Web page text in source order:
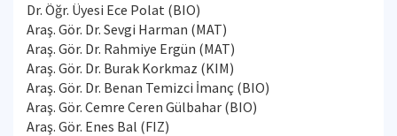
Dr. Öğr. Üyesi Ece Polat (BIO)
Araş. Gör. Dr. Sevgi Harman (MAT)
Araş. Gör. Dr. Rahmiye Ergün (MAT)
Araş. Gör. Dr. Burak Korkmaz (KIM)
Araş. Gör. Dr. Benan Temizci İmanç (BIO)
Araş. Gör. Cemre Ceren Gülbahar (BIO)
Araş. Gör. Enes Bal (FIZ)